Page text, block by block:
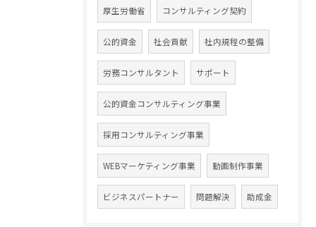
厚生労働省 コンサルティング契約
公的資金 社会貢献 社内規程の整備
労務コンサルタント サポート
公的資金コンサルティング事業
採用コンサルティング事業
WEBマーケティング事業 動画制作事業
ビジネスパートナー 問題解決 助成金